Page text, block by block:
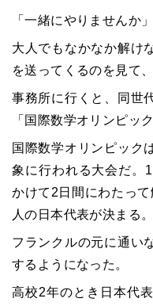
「一緒にやりませんか」
大人でもなかなか解け
を送ってくるのを見て
事務所に行くと、同世
「国際数学オリンピッ
国際数学オリンピック
象に行われる大会だ。
かけて2日間にわたっ
人の日本代表が決まる。
フランクルの元に通い
するようになった。
高校2年のとき日本代